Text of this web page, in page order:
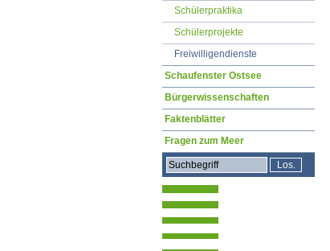
Schülerpraktika
Schülerprojekte
Freiwilligendienste
Schaufenster Ostsee
Bürgerwissenschaften
Faktenblätter
Fragen zum Meer